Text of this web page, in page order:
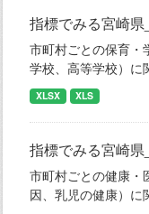
指標でみる宮崎
市町村ごとの保育・
学校、高等学校）に
XLSX XLS
指標でみる宮崎
市町村ごとの健康・
因、乳児の健康）に